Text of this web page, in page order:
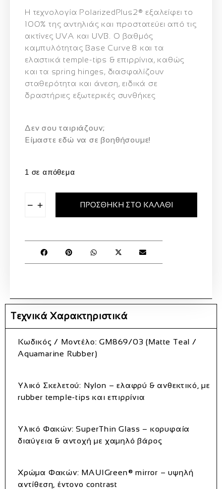
Η τεχνολογία PolarizedPlus2® εξαλείφει το
100% της αντηλιάς και προστατεύει από τις
ακτίνες UVA και UVB. Ο βαθμός
καμπυλότητας Base Curve 8 και τα
ελαστικά temple-tips & επιρρίνια, καθώς
και τα spring hinges, διασφαλίζουν
σταθερότητα και άνεση, ειδικά σε
δραστήριες εξωτερικές συνθήκες
Δεν σου ταιριάζουν;
Eίμαστε εδώ να σε βοηθήσουμε!
1 σε απόθεμα
− + ΠΡΟΣΘΉΚΗ ΣΤΟ ΚΑΛΆΘΙ
Τεχνικά Χαρακτηριστικά
Κωδικός / Μοντέλο: GM869/03 (Matte Teal /
Aquamarine Rubber)
Υλικό Σκελετού: Nylon – ελαφρύ & ανθεκτικό, με
rubber temple-tips και επιρρίνια
Υλικό Φακών: SuperThin Glass – κορυφαία
διαύγεια & αντοχή με χαμηλό βάρος
Χρώμα Φακών: MAUIGreen® mirror – υψηλή
αντίθεση, έντονο contrast